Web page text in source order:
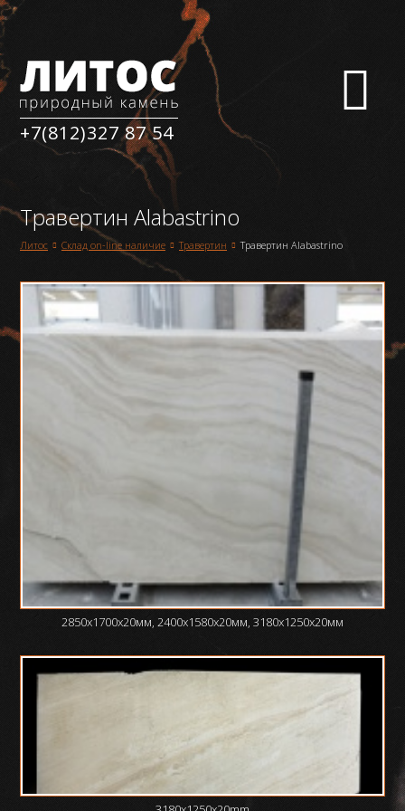
+7(812)327 87 54
Травертин Alabastrino
Литос Склад on-line наличие Травертин Травертин Alabastrino
2850х1700х20мм, 2400х1580х20мм, 3180х1250х20мм